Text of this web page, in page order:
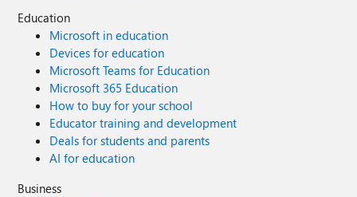
Education
Microsoft in education
Devices for education
Microsoft Teams for Education
Microsoft 365 Education
How to buy for your school
Educator training and development
Deals for students and parents
AI for education
Business